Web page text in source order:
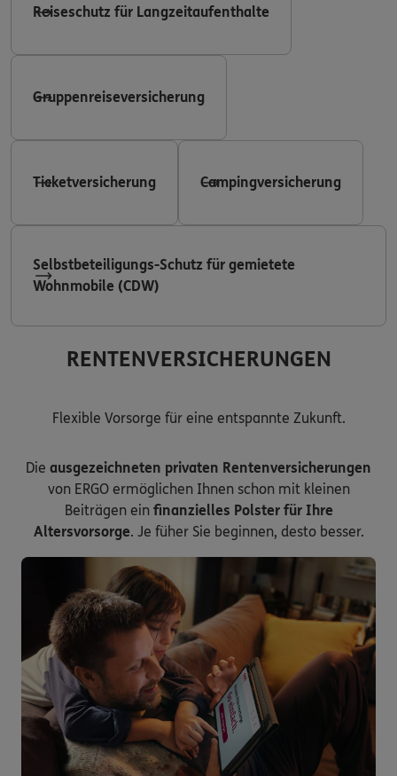
Reiseschutz für Langzeitaufenthalte
Gruppenreiseversicherung
Ticketversicherung Campingversicherung
Selbstbeteiligungs-Schutz für gemietete
Wohnmobile (CDW)
RENTENVERSICHERUNGEN
Flexible Vorsorge für eine entspannte Zukunft.
Die ausgezeichneten privaten Rentenversicherungen
von ERGO ermöglichen Ihnen schon mit kleinen
Beiträgen ein finanzielles Polster für Ihre
Altersvorsorge. Je füher Sie beginnen, desto besser.